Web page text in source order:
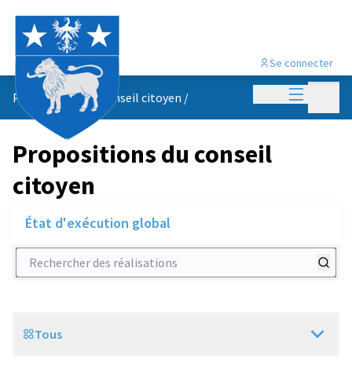
Menu
Se connecter
Propositions du conseil citoyen /
Propositions du conseil
citoyen
État d'exécution global
Rechercher des réalisations
Scope
Tous